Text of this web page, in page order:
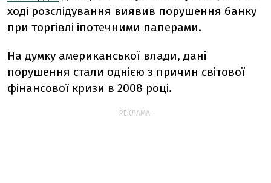
ході розслідування виявив порушення банку
при торгівлі іпотечними паперами.
На думку американської влади, дані
порушення стали однією з причин світової
фінансової кризи в 2008 році.
РЕКЛАМА: